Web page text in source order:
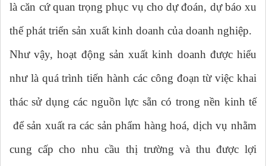
là căn cứ quan trọng phục vụ cho dự đoán, dự báo xu
thế phát triển sản xuất kinh doanh của doanh nghiệp.
Như vậy, hoạt động sản xuất kinh doanh được hiểu
như là quá trình tiến hành các công đoạn từ việc khai
thác sử dụng các nguồn lực sẵn có trong nền kinh tế
để sản xuất ra các sản phẩm hàng hoá, dịch vụ nhằm
cung cấp cho nhu cầu thị trường và thu được lợi